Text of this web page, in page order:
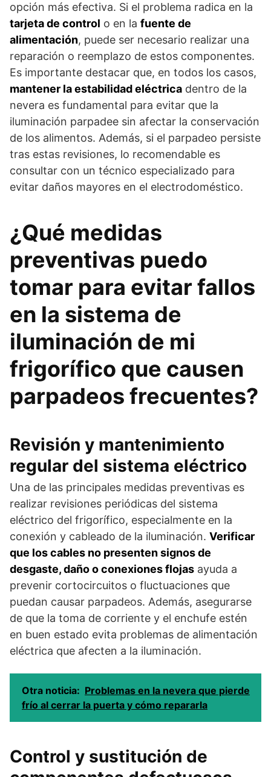
opción más efectiva. Si el problema radica en la
tarjeta de control o en la fuente de
alimentación, puede ser necesario realizar una
reparación o reemplazo de estos componentes.
Es importante destacar que, en todos los casos,
mantener la estabilidad eléctrica dentro de la
nevera es fundamental para evitar que la
iluminación parpadee sin afectar la conservación
de los alimentos. Además, si el parpadeo persiste
tras estas revisiones, lo recomendable es
consultar con un técnico especializado para
evitar daños mayores en el electrodoméstico.
¿Qué medidas
preventivas puedo
tomar para evitar fallos
en la sistema de
iluminación de mi
frigorífico que causen
parpadeos frecuentes?
Revisión y mantenimiento
regular del sistema eléctrico
Una de las principales medidas preventivas es
realizar revisiones periódicas del sistema
eléctrico del frigorífico, especialmente en la
conexión y cableado de la iluminación. Verificar
que los cables no presenten signos de
desgaste, daño o conexiones flojas ayuda a
prevenir cortocircuitos o fluctuaciones que
puedan causar parpadeos. Además, asegurarse
de que la toma de corriente y el enchufe estén
en buen estado evita problemas de alimentación
eléctrica que afecten a la iluminación.
Otra noticia: Problemas en la nevera que pierde
frío al cerrar la puerta y cómo repararla
Control y sustitución de